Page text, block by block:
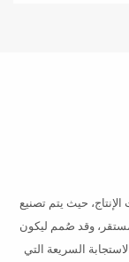
حيث يتم تصنيع
وقد صُمم ليكون
السريعة التي